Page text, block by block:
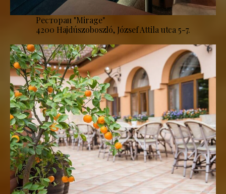
Ресторан "Mirage''
4200 Hajdúszoboszló, József Attila utca 5-7.